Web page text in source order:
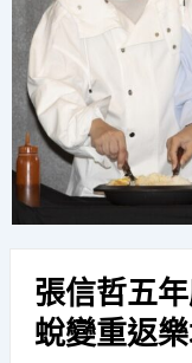
張信哲五
蛻變重返